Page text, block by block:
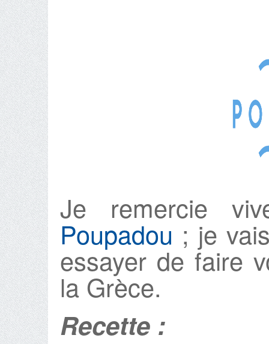
Je remercie
Poupadou ; je
essayer de faire
la Grèce.
Recette :